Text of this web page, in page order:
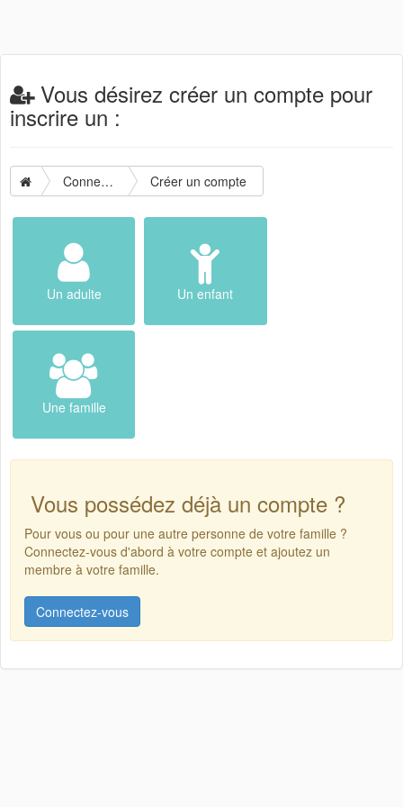
Vous désirez créer un compte pour
inscrire un :
Connexion Créer un compte
Un adulte Un enfant
Une famille
Vous possédez déjà un compte ?
Pour vous ou pour une autre personne de votre famille ?
Connectez-vous d'abord à votre compte et ajoutez un
membre à votre famille.
Connectez-vous